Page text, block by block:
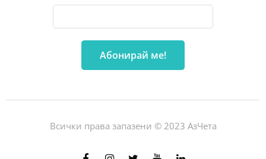
Всички права запазени © 2023 АзЧета